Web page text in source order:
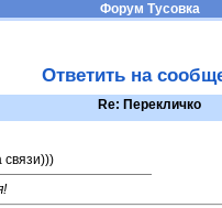
Форум Тусовка
Ответить на
Re: Перекличко
связи)))